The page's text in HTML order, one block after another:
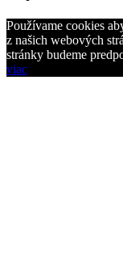
Používame cookies
z našich webových
stránky budeme
viac